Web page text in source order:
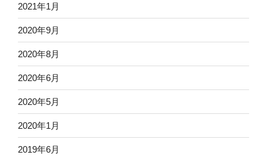
2021年1月
2020年9月
2020年8月
2020年6月
2020年5月
2020年1月
2019年6月